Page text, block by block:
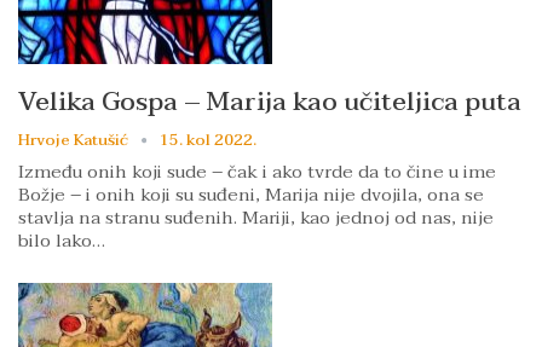
Velika Gospa – Marija kao učiteljica puta
Hrvoje Katušić 15. kol 2022.
Između onih koji sude – čak i ako tvrde da to čine u ime
Božje – i onih koji su suđeni, Marija nije dvojila, ona se
stavlja na stranu suđenih. Mariji, kao jednoj od nas, nije
bilo lako…